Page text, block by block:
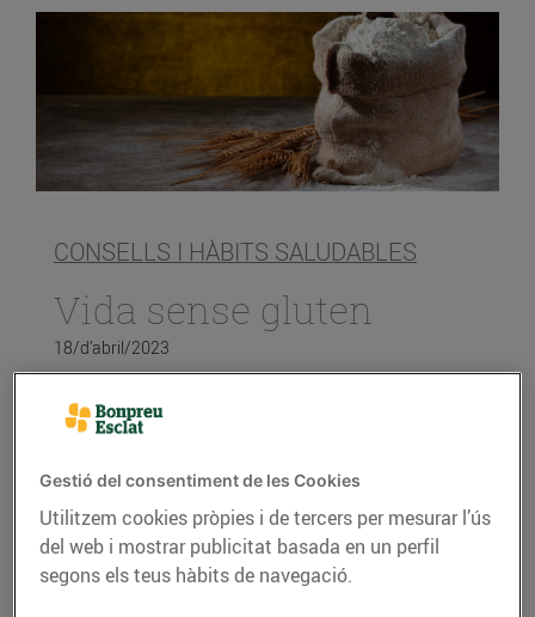
CONSELLS I HÀBITS SALUDABLES
Vida sense gluten
18/d’abril/2023
Cada vegada es
diagnostiquen més
persones amb celiaquia a
Gestió del consentiment de les Cookies
Utilitzem cookies pròpies i de tercers per mesurar l’ús
del web i mostrar publicitat basada en un perfil
segons els teus hàbits de navegació.